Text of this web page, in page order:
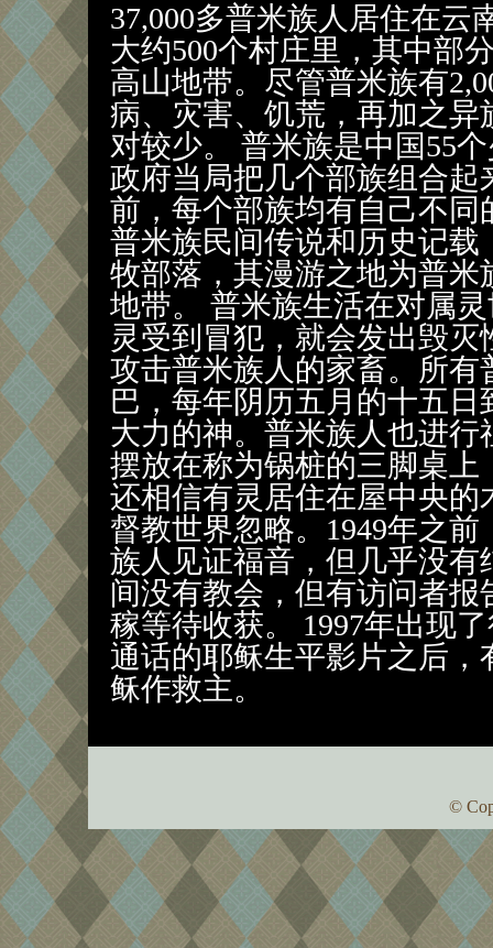
37,000多普米族人居住在云
大约500个村庄里，其中部
高山地带。尽管普米族有
病、灾害、饥荒，再加之
对较少。 普米族是中国55
政府当局把几个部族组合
前，每个部族均有自己不同
普米族民间传说和历史记
牧部落，其漫游之地为普
地带。 普米族生活在对属
灵受到冒犯，就会发出毁
攻击普米族人的家畜。所
巴，每年阴历五月的十五
大力的神。普米族人也进
摆放在称为锅桩的三脚桌
还相信有灵居住在屋中央
督教世界忽略。1949年之
族人见证福音，但几乎没
间没有教会，但有访问者
稼等待收获。 1997年出现
通话的耶稣生平影片之后
稣作救主。
©